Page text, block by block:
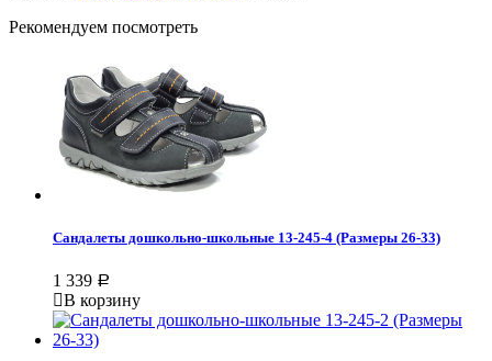
Рекомендуем посмотреть
Сандалеты дошкольно-школьные 13-245-4 (Размеры 26-33)
1 339 Р
В корзину